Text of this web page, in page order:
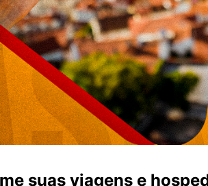
suas viagens e